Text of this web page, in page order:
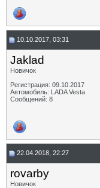
10.10.2017, 03:31
Jaklad
Новичок
Регистрация: 09.10.2017
Автомобиль: LADA Vesta
Сообщений: 8
22.04.2018, 22:27
rovarby
Новичок